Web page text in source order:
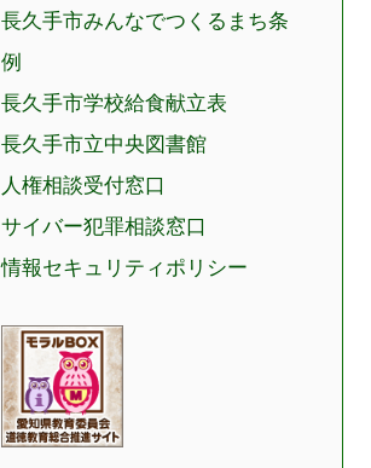
長久手市みんなでつくるまち条
例
長久手市学校給食献立表
長久手市立中央図書館
人権相談受付窓口
サイバー犯罪相談窓口
情報セキュリティポリシー